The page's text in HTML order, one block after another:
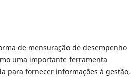
de mensuração de desempenho
uma importante ferramenta
para fornecer informações à gestão,